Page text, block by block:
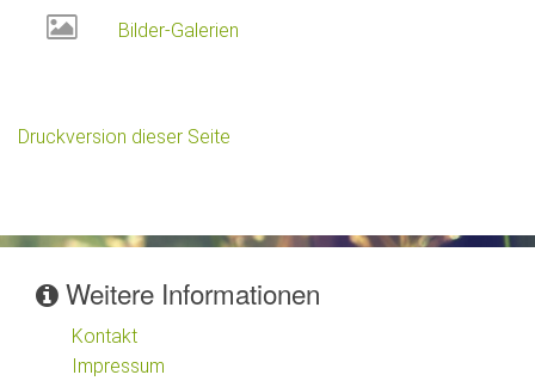
Bilder-Galerien
Druckversion dieser Seite
Weitere Informationen
Kontakt
Impressum